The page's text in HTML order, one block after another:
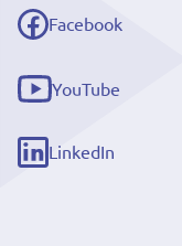
link)
Facebook
(externe
link)
YouTube
(externe
link)
LinkedIn
(externe